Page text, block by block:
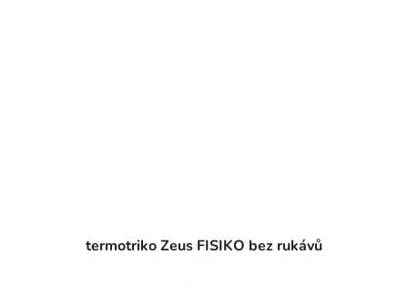
termotriko Zeus FISIKO bez rukávů